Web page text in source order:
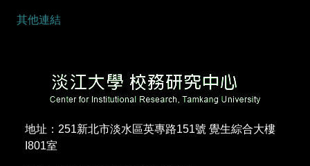
其他連結
地址：251新北市淡水區英專路151號 覺生綜合大樓
I801室